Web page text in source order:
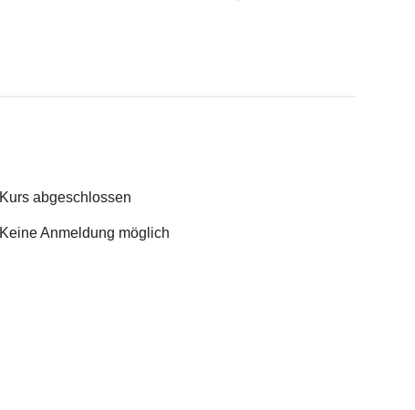
Kurs abgeschlossen
Keine Anmeldung möglich